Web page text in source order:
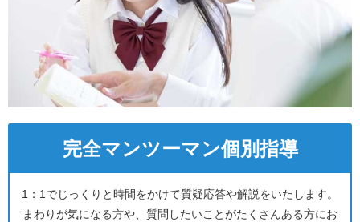
完全マンツーマン個別指導
1：1でじっくりと時間をかけて質疑応答や解説をいたします。
まわりが気になる方や、質問したいことがたくさんある方にお